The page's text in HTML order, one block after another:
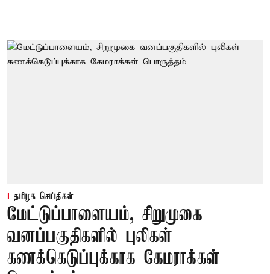
தமிழக செய்திகள்
மேட்டுப்பாளையம், சிறுமுகை
வனப்பகுதிகளில் புலிகள்
கணக்கெடுப்புக்காக கேமராக்கள்